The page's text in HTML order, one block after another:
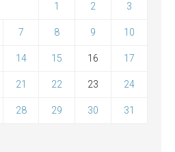
1 2 3
7 8 9 10
14 15 16 17
21 22 23 24
28 29 30 31